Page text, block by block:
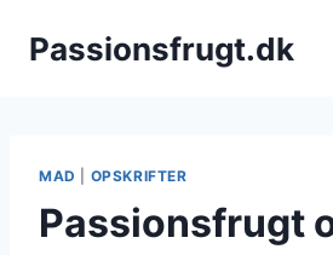
Passionsfrugt.dk
MAD OPSKRIFTER
Passionsfrugt